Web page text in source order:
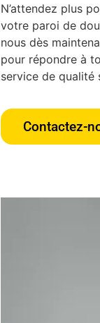
N’attendez plus
votre paroi de
nous dès
pour répondre à
service de qualité
Contactez-